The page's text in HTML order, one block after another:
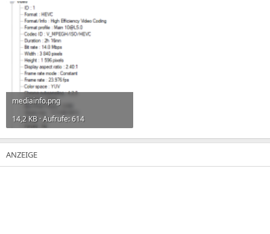
mediainfo.png
14,2 KB · Aufrufe: 614